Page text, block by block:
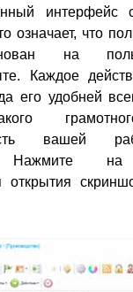
интерфейс
означает, что
на
Каждое
его удобней
вашей
Нажмите на
открытия